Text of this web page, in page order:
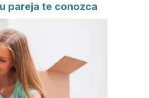
pareja te conozca